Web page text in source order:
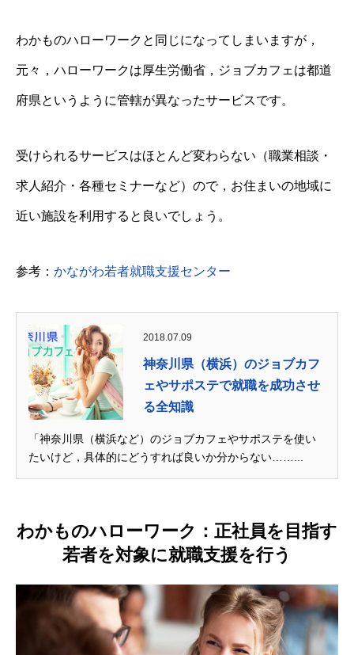
わかものハローワークと同じになってしまいますが，
元々，ハローワークは厚生労働省，ジョブカフェは都道
府県というように管轄が異なったサービスです。
受けられるサービスはほとんど変わらない（職業相談・
求人紹介・各種セミナーなど）ので，お住まいの地域に
近い施設を利用すると良いでしょう。
参考： かながわ若者就職支援センター
2018.07.09
神奈川県（横浜）のジョブカフ
ェやサポステで就職を成功させ
る全知識
「神奈川県（横浜など）のジョブカフェやサポステを使い
たいけど，具体的にどうすれば良いか分からない……...
わかものハローワーク：正社員を目指す
若者を対象に就職支援を行う